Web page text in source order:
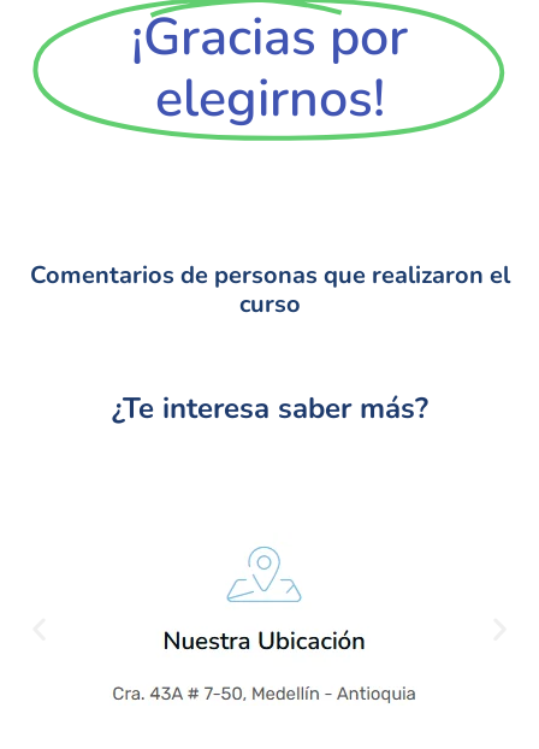
¡Gracias por
elegirnos!
Comentarios de personas que realizaron el
curso
¿Te interesa saber más?